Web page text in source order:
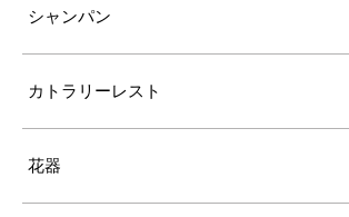
シャンパン
カトラリーレスト
花器